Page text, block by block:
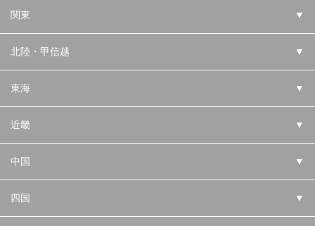
関東 ▼
北陸・甲信越 ▼
東海 ▼
近畿 ▼
中国 ▼
四国 ▼